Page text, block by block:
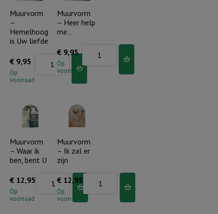
staan
belooft
aantal
Muurvorm
–
Hemelhoog
is Uw liefde
€ 9,95
Op
voorraad
Muurvorm
Hemelhoog
Uw
liefde
aantal
Muurvorm
– Heer help
me…
€ 9,95
Op
voorraad
Muurvorm
-
aantal
Muurvorm
– Waar ik
ben, bent U
€ 12,95
Op
voorraad
Muurvorm
Muurvorm
– Ik zal er
zijn
€ 12,95
Op
voorraad
-
Ik